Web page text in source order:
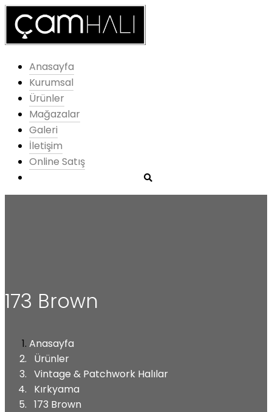
Anasayfa
Kurumsal
Ürünler
Mağazalar
Galeri
İletişim
Online Satış
173 Brown
Anasayfa
Ürünler
Vintage & Patchwork Halılar
Kırkyama
173 Brown